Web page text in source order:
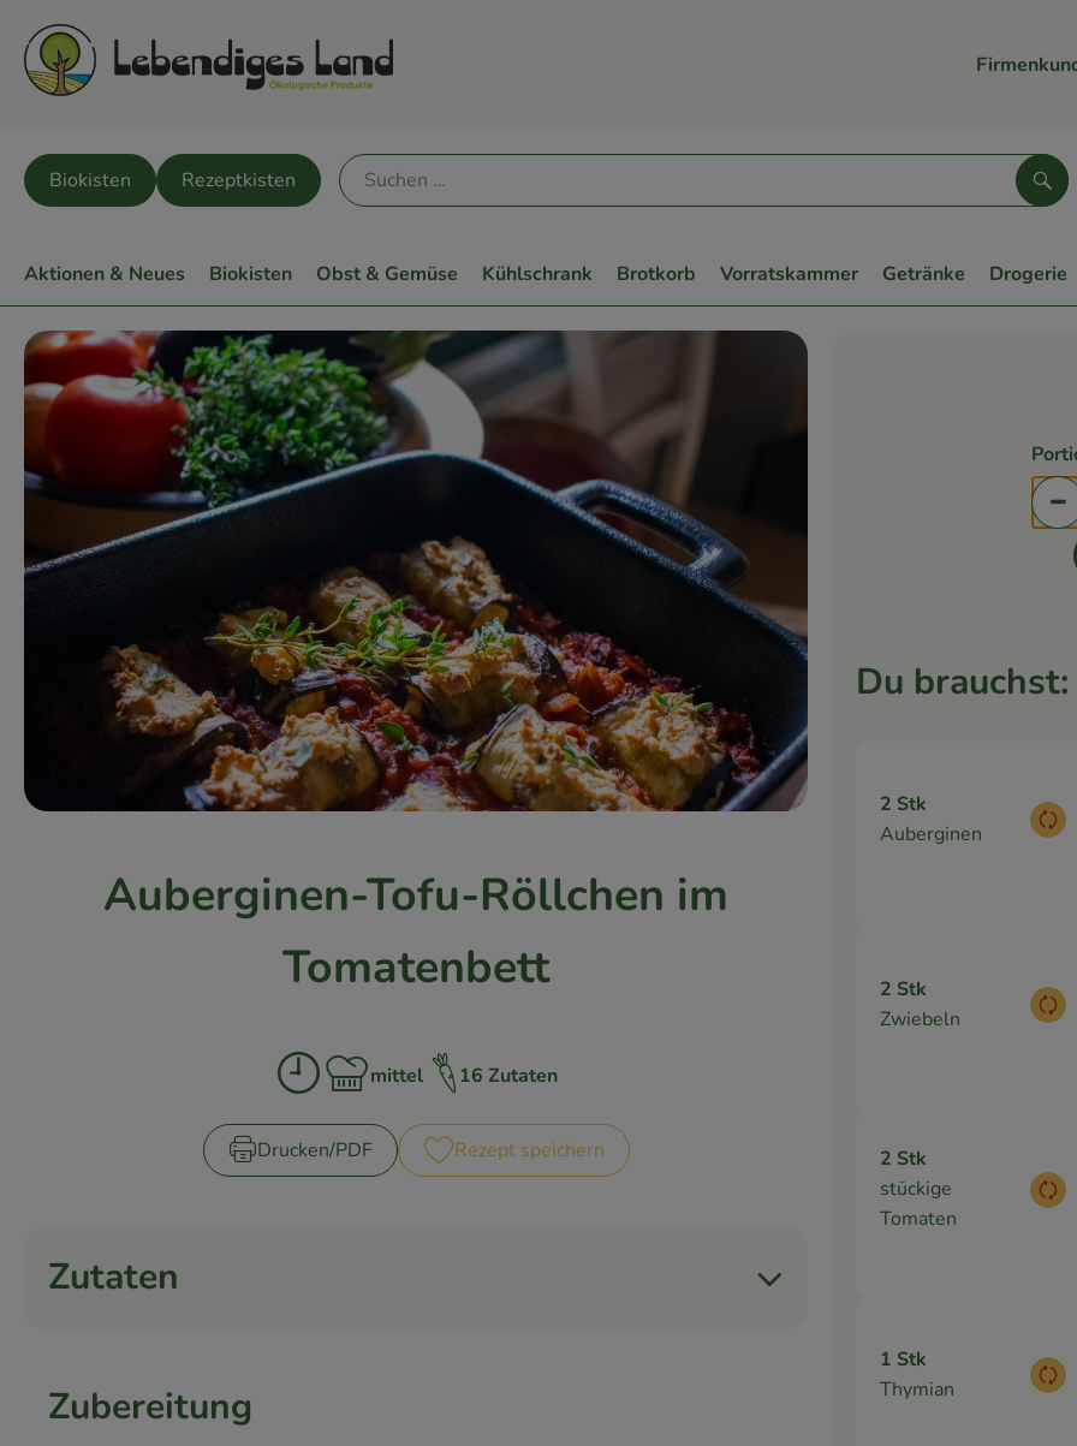
Biokisten Rezeptkisten
Aktionen & Neues Biokisten Obst & Gemüse Kühlschrank Brotkorb Vorratskammer Getränke Drogerie
Auberginen-Tofu-Röllchen im
Tomatenbett
Zubreitungszeit:
Schwierigkeit:
mittel 16 Zutaten
Drucken​/​PDF Rezept speichern
Zutaten
Zubereitung
Du brauchst:
2 Stk
Auberginen
2 Stk
Zwiebeln
2 Stk
stückige
Tomaten
1 Stk
Thymian